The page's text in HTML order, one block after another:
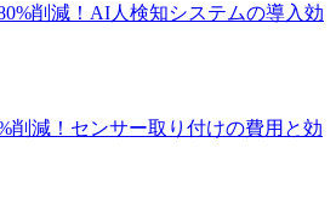
削減！AI人検知システムの導入効
削減！センサー取り付けの費用と効